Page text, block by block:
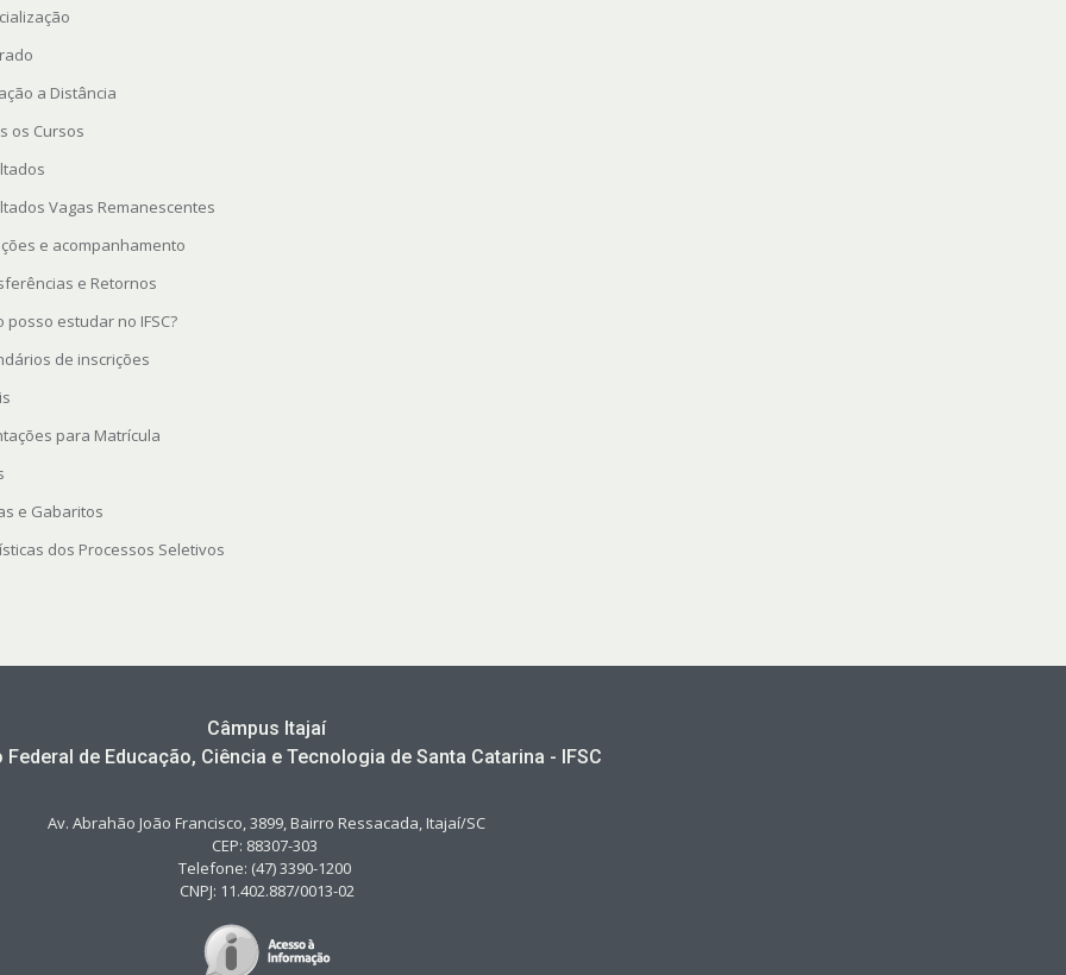
a Distância
os Cursos
Vagas Remanescentes
e acompanhamento
e Retornos
posso estudar no IFSC?
de inscrições
para Matrícula
e Gabaritos
dos Processos Seletivos
Câmpus Itajaí
de Educação, Ciência e Tecnologia de Santa Catarina - IFSC
Av. Abrahão João Francisco, 3899, Bairro Ressacada, Itajaí/SC
CEP: 88307-303
Telefone: (47) 3390-1200
CNPJ: 11.402.887/0013-02